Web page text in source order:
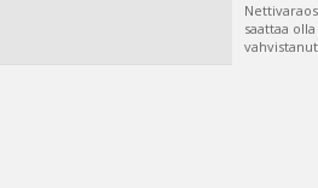
saattaa